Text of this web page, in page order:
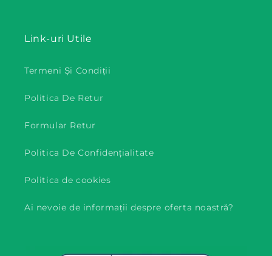
Link-uri Utile
Termeni Și Condiții
Politica De Retur
Formular Retur
Politica De Confidențialitate
Politica de cookies
Ai nevoie de informații despre oferta noastră?